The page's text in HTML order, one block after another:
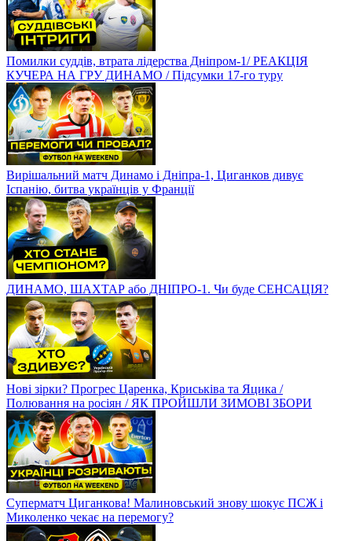
Помилки суддів, втрата лідерства Дніпром-1/ РЕАКЦІЯ
КУЧЕРА НА ГРУ ДИНАМО / Підсумки 17-го туру
Вирішальний матч Динамо і Дніпра-1, Циганков дивує
Іспанію, битва українців у Франції
ДИНАМО, ШАХТАР або ДНІПРО-1. Чи буде СЕНСАЦІЯ?
Нові зірки? Прогрес Царенка, Криськіва та Яцика /
Полювання на росіян / ЯК ПРОЙШЛИ ЗИМОВІ ЗБОРИ
Суперматч Циганкова! Малиновський знову шокує ПСЖ і
Миколенко чекає на перемогу?